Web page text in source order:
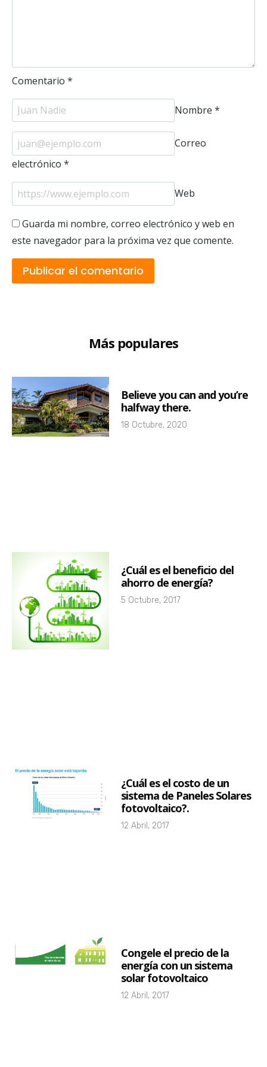
Comentario *
Nombre *
Correo
electrónico *
Web
Guarda mi nombre, correo electrónico y web en
este navegador para la próxima vez que comente.
Más populares
Believe you can and you’re
halfway there.
18 Octubre, 2020
¿Cuál es el beneficio del
ahorro de energía?
5 Octubre, 2017
¿Cuál es el costo de un
sistema de Paneles Solares
fotovoltaico?.
12 Abril, 2017
Congele el precio de la
energía con un sistema
solar fotovoltaico
12 Abril, 2017